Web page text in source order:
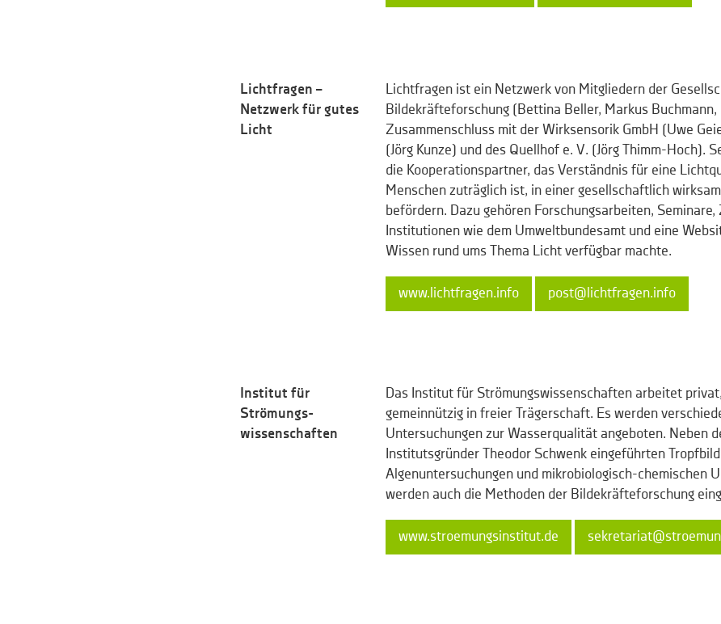
Lichtfragen –
Netzwerk für gutes
Licht
Lichtfragen ist ein Netzwerk von Mitgliedern der
Bildekräfteforschung (Bettina Beller, Markus
Zusammenschluss mit der Wirksensorik GmbH (Uwe
(Jörg Kunze) und des Quellhof e. V. (Jörg Thimm-Hoch).
die Kooperationspartner, das Verständnis für eine
Menschen zuträglich ist, in einer gesellschaftlich
befördern. Dazu gehören Forschungsarbeiten,
Institutionen wie dem Umweltbundesamt und eine
Wissen rund ums Thema Licht verfügbar machte.
www.lichtfragen.info post@lichtfragen.info
Institut für
Strömungs-
wissenschaften
Das Institut für Strömungswissenschaften arbeitet
gemeinnützig in freier Trägerschaft. Es werden
Untersuchungen zur Wasserqualität angeboten. Neben
Institutsgründer Theodor Schwenk eingeführten
Algenuntersuchungen und mikrobiologisch-chemischen
werden auch die Methoden der Bildekräfteforschung
www.stroemungsinstitut.de